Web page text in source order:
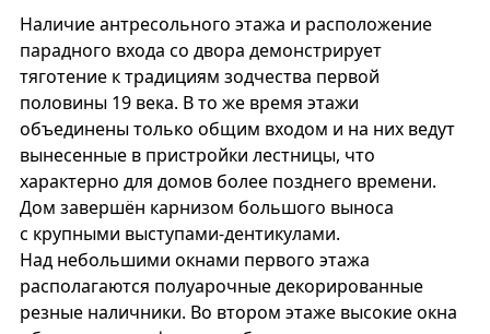
Наличие антресольного этажа и расположение
парадного входа со двора демонстрирует
тяготение к традициям зодчества первой
половины 19 века. В то же время этажи
объединены только общим входом и на них ведут
вынесенные в пристройки лестницы, что
характерно для домов более позднего времени.
Дом завершён карнизом большого выноса
с крупными выступами­-дентикулами.
Над небольшими окнами первого этажа
располагаются полуарочные декорированные
резные наличники. Во втором этаже высокие окна